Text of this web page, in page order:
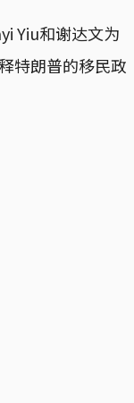
Yiu和谢达文为
特朗普的移民政